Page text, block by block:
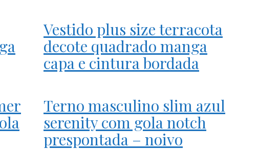
Vestido plus size terracota
decote quadrado manga
capa e cintura bordada
Terno masculino slim azul
serenity com gola notch
prespontada – noivo